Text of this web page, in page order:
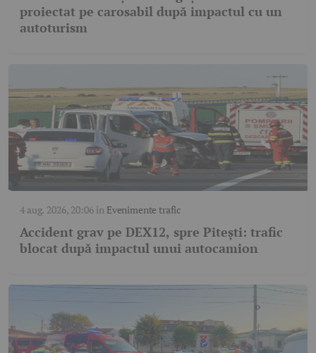
proiectat pe carosabil după impactul cu un
autoturism
4 aug. 2026, 20:06în Evenimente trafic
Accident grav pe DEX12, spre Pitești: trafic
blocat după impactul unui autocamion